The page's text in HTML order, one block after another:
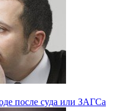
после суда или ЗАГСа